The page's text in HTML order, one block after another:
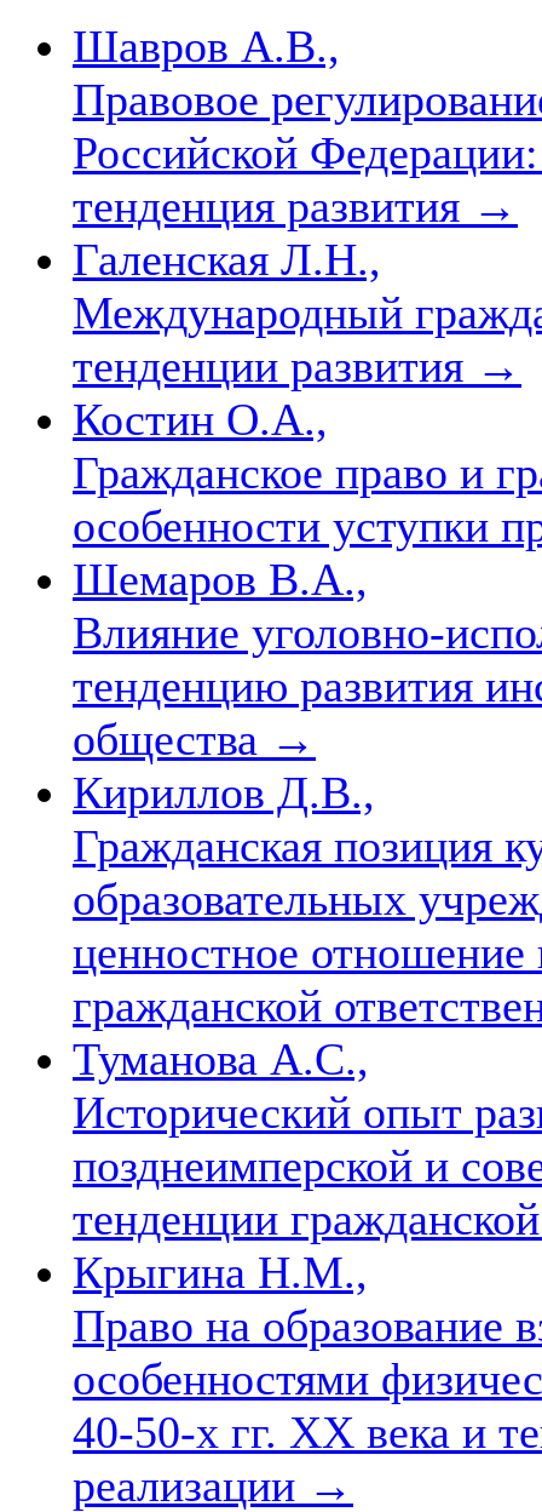
Шавров А.В.,
Правовое
Российской
тенденция развития →
Галенская Л.Н.,
Международный
тенденции развития →
Костин О.А.,
Гражданское право и
особенности уступки
Шемаров В.А.,
Влияние уголовно-
тенденцию развития
общества →
Кириллов Д.В.,
Гражданская позиция
образовательных
ценностное отношение
гражданской
Туманова А.С.,
Исторический опыт
позднеимперской и
тенденции
Крыгина Н.М.,
Право на образование
особенностями
40-50-х гг. ХХ века и
реализации →